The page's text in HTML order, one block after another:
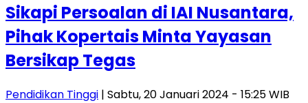
Sikapi Persoalan di IAI Nusantara,
Pihak Kopertais Minta Yayasan
Bersikap Tegas
Pendidikan Tinggi | Sabtu, 20 Januari 2024 - 15:25 WIB